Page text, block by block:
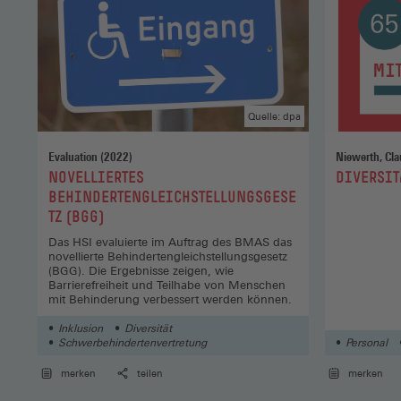
Evaluation (2022)
:NOVELLIERTES
BEHINDERTENGLEICHSTELLUNGSGESE
TZ (BGG)
Quelle: dpa
Das HSI evaluierte im Auftrag des BMAS das
novellierte Behindertengleichstellungsgesetz
(BGG). Die Ergebnisse zeigen, wie
Barrierefreiheit und Teilhabe von Menschen
mit Behinderung verbessert werden können.
Inklusion
Diversität
Schwerbehindertenvertretung
merken teilen
:
Personal
merken